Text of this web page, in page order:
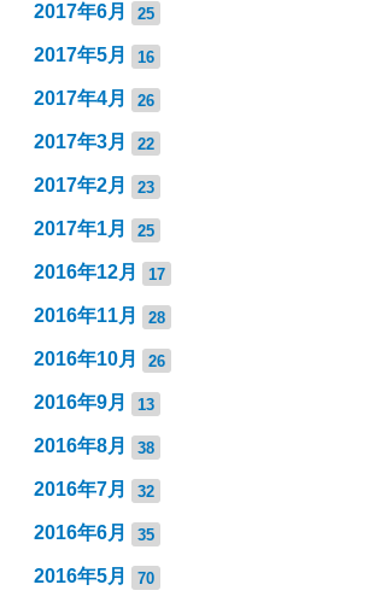
2017年6月 25
2017年5月 16
2017年4月 26
2017年3月 22
2017年2月 23
2017年1月 25
2016年12月 17
2016年11月 28
2016年10月 26
2016年9月 13
2016年8月 38
2016年7月 32
2016年6月 35
2016年5月 70